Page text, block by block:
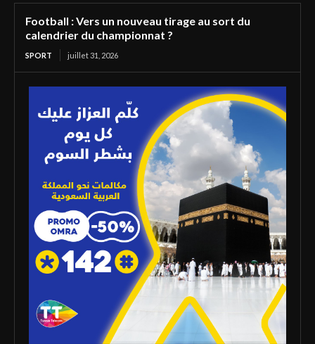
Football : Vers un nouveau tirage au sort du
calendrier du championnat ?
SPORT juillet 31, 2026